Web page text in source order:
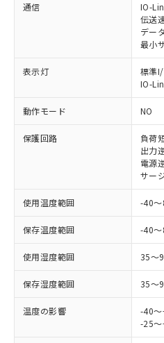
通信
IO-
伝送
デー
最小
表示灯
標準
IO-
動作モード NO
保護回路
負荷
出力
電源
サー
使用温度範囲 -40～
保存温度範囲 -40～
使用湿度範囲 35～
保存湿度範囲 35～
温度の影響
-40
-25
ご利用条件
以下の条件をお読みい
ご利用ください。
本サービスは、
商品の当社在庫
(税抜)を提供させ
当社制御機器事
本サービスの対
対応済み：EU
非含有に対応した製品
対応予定：EU RoHS
有に対応した製品に切
商品です。
対応予定なし：EU
非含有に非対応の商品
定はありません。
調査・確認中：EU
非含有の対応状況を
商品です。
非該当品：ライセン
害物質有無と関係のな
仕入先様の事情によ
※1 中国RoHS○×
「○」：最大均質材料
基準値以下であること
「×」：最大均質材料